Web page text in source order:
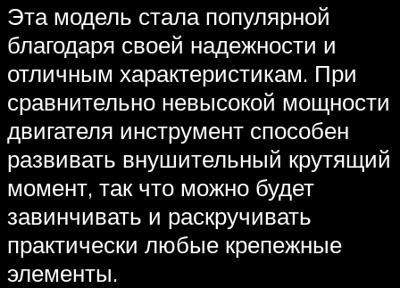
Эта модель стала популярной
благодаря своей надежности и
отличным характеристикам. При
сравнительно невысокой мощности
двигателя инструмент способен
развивать внушительный крутящий
момент, так что можно будет
завинчивать и раскручивать
практически любые крепежные
элементы.